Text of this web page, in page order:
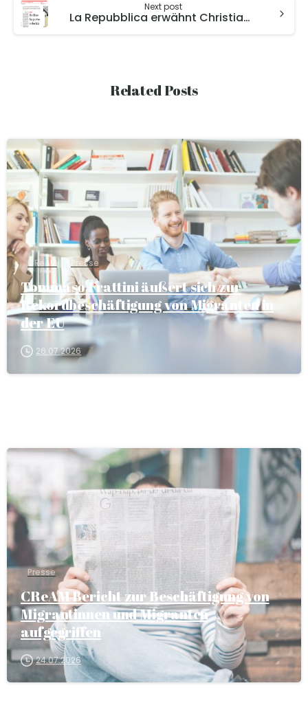
Next post
La Repubblica erwähnt Christian Dustmann im Zusammenhang mit den Herausforderungen für die deutsche Automobilindustrie
Related Posts
CReAM Presse
Tommaso Frattini äußert sich zur
Rekordbeschäftigung von Migranten in
der EU
26.07.2026
Presse
CReAM Bericht zur Beschäftigung von
Migrantinnen und Migranten
aufgegriffen
24.07.2026